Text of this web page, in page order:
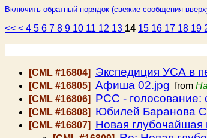
Включить обратный порядок (свежие сообщения
<< < 4 5 6 7 8 9 10 11 12 13 14 15 16 17 18 19
[CML #16804] Экспедиция УСА в
[CML #16805] Афиша 02.jpg from
[CML #16806] РСС - голосование:
[CML #16808] Юбилей Баранова
[CML #16807] Новая